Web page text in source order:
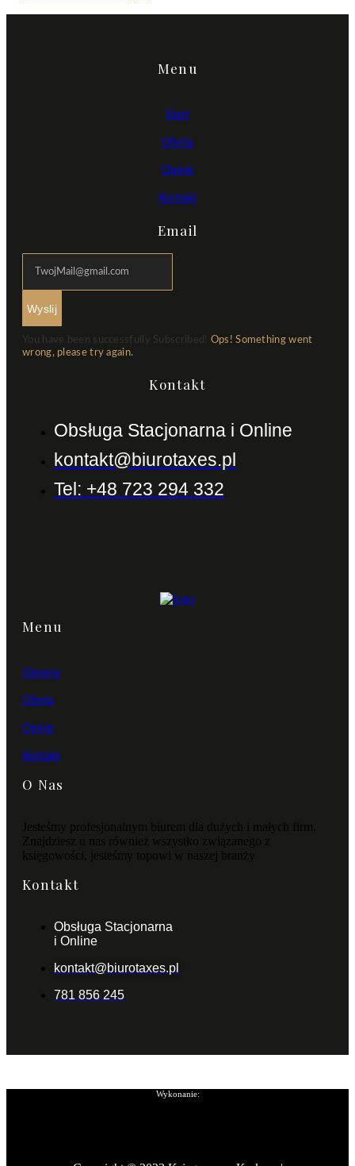
Menu
Start
Oferta
Opinie
Kontakt
Email
Wyslij
You have been successfully Subscribed!
Ops! Something went
wrong, please try again.
Kontakt
Obsługa Stacjonarna i Online
kontakt@biurotaxes.pl
Tel: +48 723 294 332
Menu
Głowna
Oferta
Opinie
Kontakt
O Nas
Jesteśmy profesjonalnym biurem dla dużych i małych firm.
Znajdziesz u nas również wszystko związanego z
księgowości, jesteśmy topowi w naszej branży
Kontakt
Obsługa Stacjonarna
i Online
kontakt@biurotaxes.pl
781 856 245
Wykonanie: